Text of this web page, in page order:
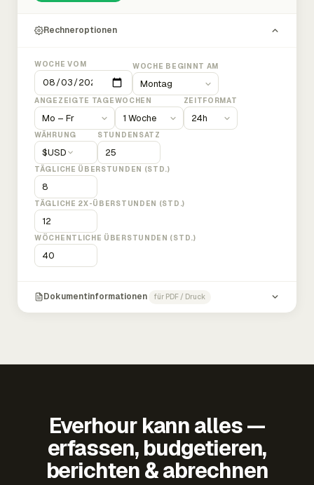
Rechneroptionen
WOCHE VOM WOCHE BEGINNT AM
ANGEZEIGTE TAGEWOCHEN ZEITFORMAT
WÄHRUNG
$USD
STUNDENSATZ
TÄGLICHE ÜBERSTUNDEN (STD.)
TÄGLICHE 2X-ÜBERSTUNDEN (STD.)
WÖCHENTLICHE ÜBERSTUNDEN (STD.)
Dokumentinformationen für PDF / Druck
Everhour kann alles —
erfassen, budgetieren,
berichten & abrechnen